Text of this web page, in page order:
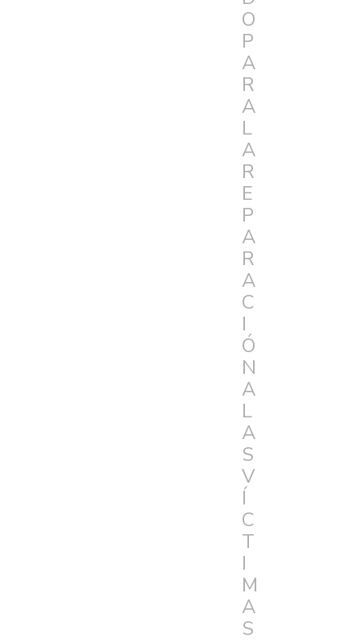
O
P
A
R
A
L
A
R
E
P
A
R
A
C
I
Ó
N
A
L
A
S
V
Í
C
T
I
M
A
S